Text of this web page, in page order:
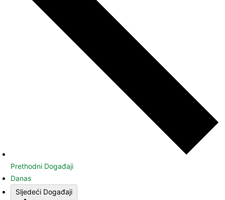
Prethodni Događaji
Danas
Sljedeći Događaji